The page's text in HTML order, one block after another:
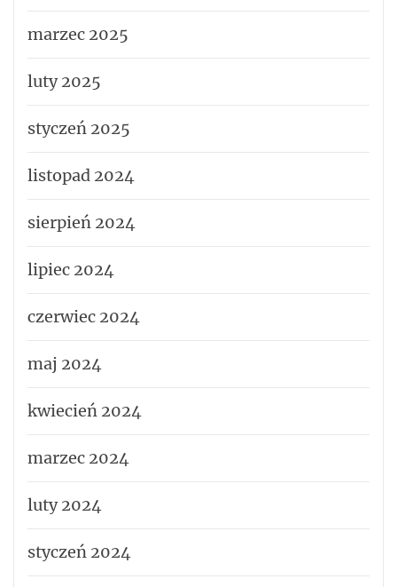
marzec 2025
luty 2025
styczeń 2025
listopad 2024
sierpień 2024
lipiec 2024
czerwiec 2024
maj 2024
kwiecień 2024
marzec 2024
luty 2024
styczeń 2024